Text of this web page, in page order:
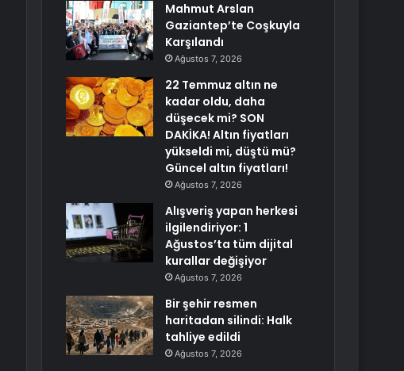
Mahmut Arslan
Gaziantep’te Coşkuyla
Karşılandı
Ağustos 7, 2026
22 Temmuz altın ne
kadar oldu, daha
düşecek mi? SON
DAKİKA! Altın fiyatları
yükseldi mi, düştü mü?
Güncel altın fiyatları!
Ağustos 7, 2026
Alışveriş yapan herkesi
ilgilendiriyor: 1
Ağustos’ta tüm dijital
kurallar değişiyor
Ağustos 7, 2026
Bir şehir resmen
haritadan silindi: Halk
tahliye edildi
Ağustos 7, 2026